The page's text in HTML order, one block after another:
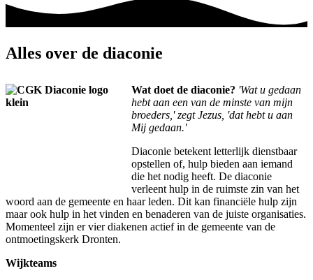
Alles over de diaconie
Wat doet de diaconie? 'Wat u gedaan
hebt aan een van de minste van mijn
broeders,' zegt Jezus, 'dat hebt u aan
Mij gedaan.'
Diaconie betekent letterlijk dienstbaar
opstellen of, hulp bieden aan iemand
die het nodig heeft. De diaconie
verleent hulp in de ruimste zin van het
woord aan de gemeente en haar leden. Dit kan financiële hulp zijn
maar ook hulp in het vinden en benaderen van de juiste organisaties.
Momenteel zijn er vier diakenen actief in de gemeente van de
ontmoetingskerk Dronten.
Wijkteams